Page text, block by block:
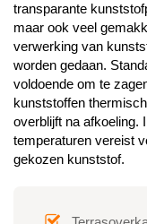
transparante
maar ook veel
verwerking van
worden gedaan.
voldoende om te
kunststoffen
overblijft na afkoeling.
temperaturen vereist
gekozen kunststof.